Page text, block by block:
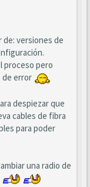
de: versiones de
proceso pero
de error
despiezar que
cables de fibra
para poder
una radio de